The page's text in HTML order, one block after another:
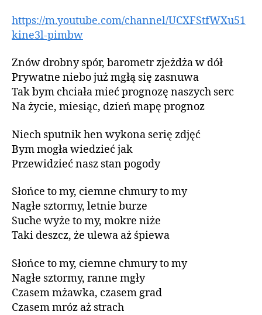
https://m.youtube.com/channel/UCXFStfWXu51
kine3l-pimbw
Znów drobny spór, barometr zjeżdża w dół
Prywatne niebo już mgłą się zasnuwa
Tak bym chciała mieć prognozę naszych serc
Na życie, miesiąc, dzień mapę prognoz
Niech sputnik hen wykona serię zdjęć
Bym mogła wiedzieć jak
Przewidzieć nasz stan pogody
Słońce to my, ciemne chmury to my
Nagłe sztormy, letnie burze
Suche wyże to my, mokre niże
Taki deszcz, że ulewa aż śpiewa
Słońce to my, ciemne chmury to my
Nagłe sztormy, ranne mgły
Czasem mżawka, czasem grad
Czasem mróz aż strach